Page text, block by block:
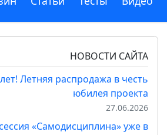
НОВОСТИ САЙТА
Летняя распродажа в честь
юбилея проекта
27.06.2026
«Самодисциплина» уже в